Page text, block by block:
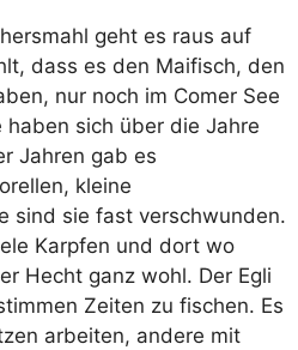
geht es raus auf
dass es den Maifisch, den
nur noch im Comer See
sich über die Jahre
Jahren gab es
kleine
sind sie fast verschwunden.
Karpfen und dort wo
Hecht ganz wohl. Der Egli
Zeiten zu fischen. Es
arbeiten, andere mit